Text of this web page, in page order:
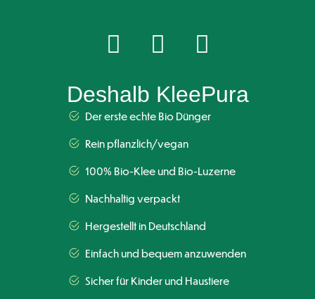
Deshalb KleePura
Der erste echte Bio Dünger
Rein pflanzlich/vegan
100% Bio-Klee und Bio-Luzerne
Nachhaltig verpackt
Hergestellt in Deutschland
Einfach und bequem anzuwenden
Sicher für Kinder und Haustiere